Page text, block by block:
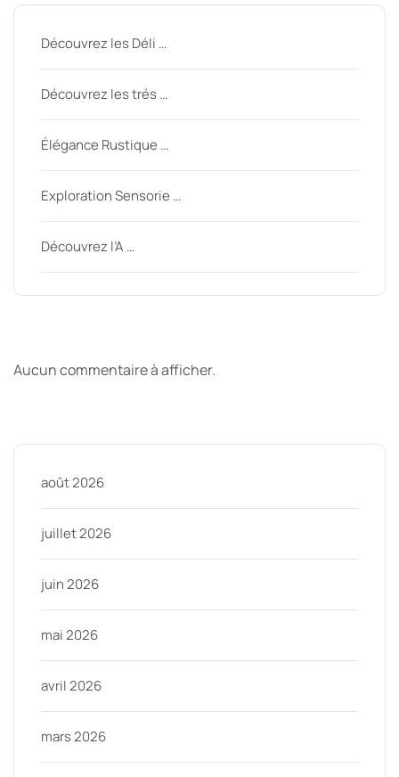
Découvrez les Déli …
Découvrez les trés …
Élégance Rustique …
Exploration Sensorie …
Découvrez l’A …
Aucun commentaire à afficher.
août 2026
juillet 2026
juin 2026
mai 2026
avril 2026
mars 2026